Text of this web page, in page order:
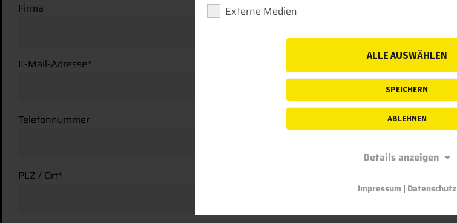
Firma
E-Mail-Adresse*
Telefonnummer
PLZ / Ort*
Externe Medien
ALLE AUSWÄHLEN
SPEICHERN
ABLEHNEN
Details anzeigen
Impressum| Datenschutz